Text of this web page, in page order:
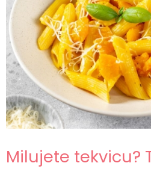
Milujete tekvicu?